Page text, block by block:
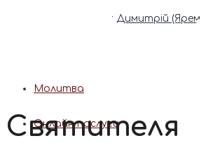
Патріарх Димитрій (Ярема)
Молитва
Онлайн послуги
Святителя